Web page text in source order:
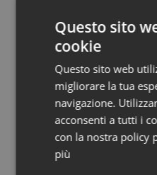
Piemonte
Provincia
Provincia
Puglia
Sardegna
HIV
Infezioni & Febbre
Ipertensione &
Malattie rare
Malattia di Crohn
dalle Linee
Leadership
modelli di
Leadership
Questo sito
cookie
Questo sito web
migliorare la tua
navigazione.
acconsenti a tutti i
con la nostra policy
più